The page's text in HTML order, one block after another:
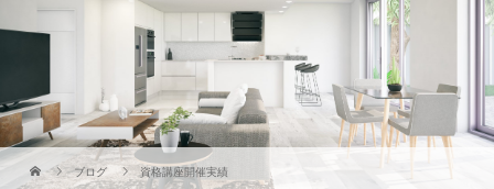
ブログ 資格講座開催実績